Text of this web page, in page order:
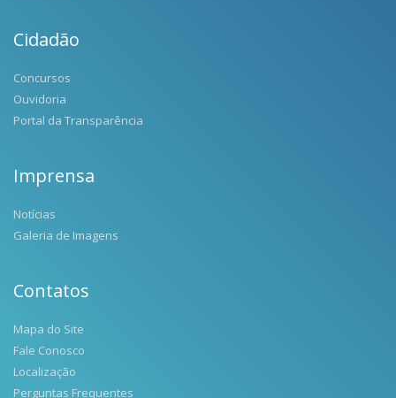
Cidadão
Concursos
Ouvidoria
Portal da Transparência
Imprensa
Notícias
Galeria de Imagens
Contatos
Mapa do Site
Fale Conosco
Localização
Perguntas Frequentes